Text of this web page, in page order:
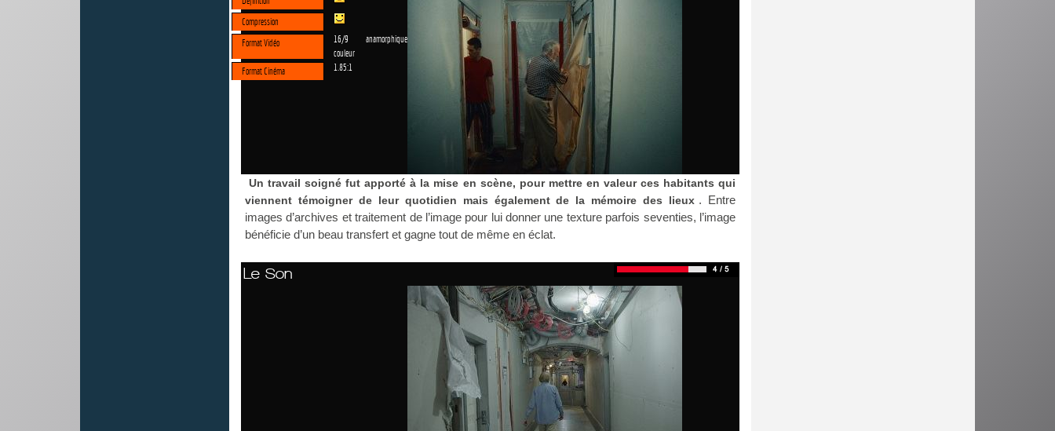
Compression
Format Vidéo
16/9 anamorphique
couleur
Format Cinéma
1.85:1
Un travail soigné fut apporté à la mise en scène, pour mettre en valeur ces habitants qui
viennent témoigner de leur quotidien mais également de la mémoire des lieux . Entre
images d’archives et traitement de l’image pour lui donner une texture parfois seventies, l’image
bénéficie d’un beau transfert et gagne tout de même en éclat.
Le Son